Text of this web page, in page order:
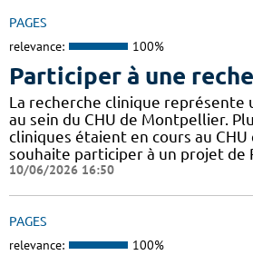
PAGES
relevance: 100%
Participer à une
La recherche clinique représente
au sein du CHU de Montpellier.
cliniques étaient en cours au CHU
souhaite participer à un projet de
10/06/2026 16:50
PAGES
relevance: 100%